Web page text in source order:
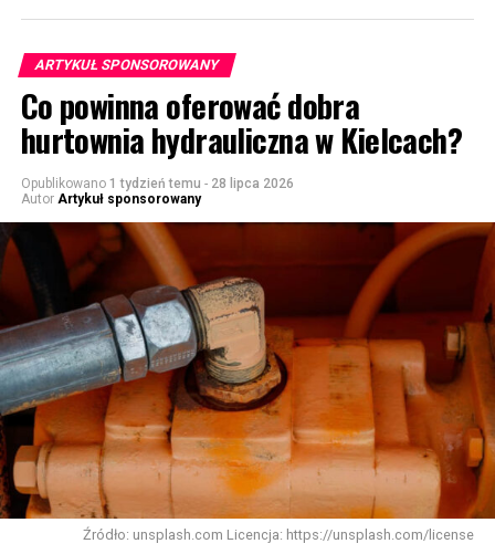
ARTYKUŁ SPONSOROWANY
Co powinna oferować dobra
hurtownia hydrauliczna w Kielcach?
Opublikowano 1 tydzień temu - 28 lipca 2026
Autor Artykuł sponsorowany
Źródło: unsplash.com Licencja: https://unsplash.com/license